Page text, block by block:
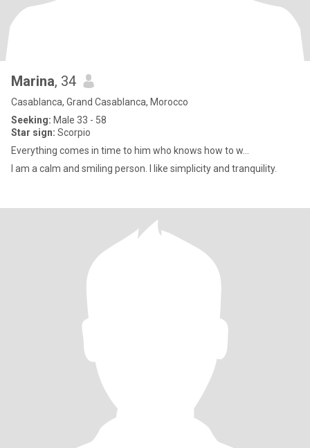
Marina, 34
Casablanca, Grand Casablanca, Morocco
Seeking: Male 33 - 58
Star sign: Scorpio
Everything comes in time to him who knows how to w...
I am a calm and smiling person. I like simplicity and tranquility.